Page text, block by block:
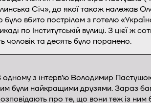
Січ», до якої також належав
було вбито пострілом з готелю
по Інститутській вулиці. З цієї ж
чоловік та десять було поранено.
одному з інтерв’ю Володимир
були найкращими друзями. Зараз
про те, що вони теж із ним